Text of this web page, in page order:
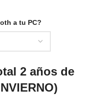
a tu PC?
2 años de